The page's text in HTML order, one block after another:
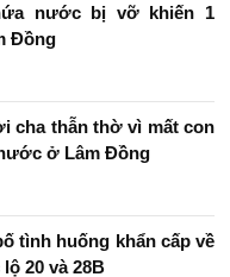
nước bị vỡ khiến 1
Đồng
cha thẫn thờ vì mất con
ở Lâm Đồng
tình huống khẩn cấp về
20 và 28B